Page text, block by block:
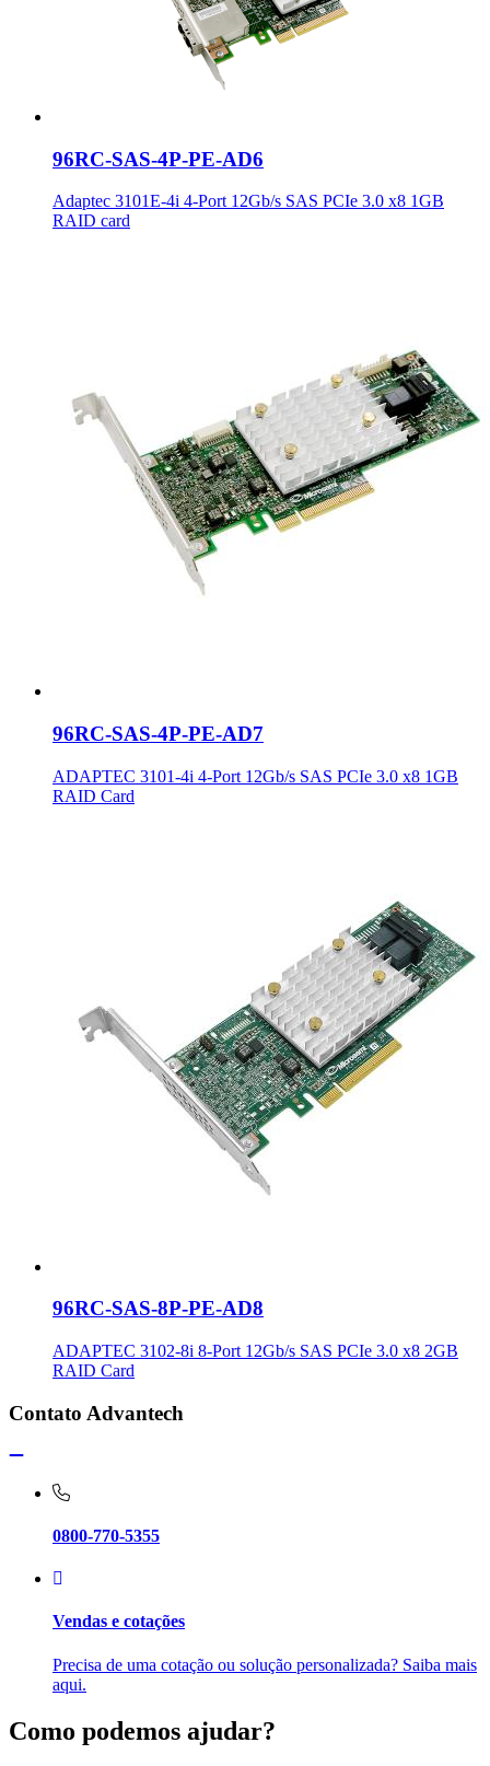
96RC-SAS-4P-PE-AD6
Adaptec 3101E-4i 4-Port 12Gb/s SAS PCIe 3.0 x8 1GB
RAID card
96RC-SAS-4P-PE-AD7
ADAPTEC 3101-4i 4-Port 12Gb/s SAS PCIe 3.0 x8 1GB
RAID Card
96RC-SAS-8P-PE-AD8
ADAPTEC 3102-8i 8-Port 12Gb/s SAS PCIe 3.0 x8 2GB
RAID Card
Contato Advantech
0800-770-5355
Vendas e cotações
Precisa de uma cotação ou solução personalizada? Saiba mais
aqui.
Como podemos ajudar?